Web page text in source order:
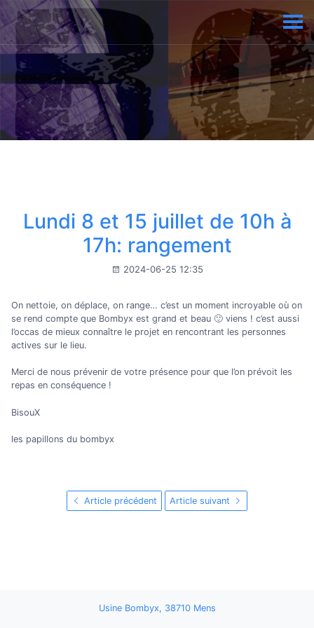
Lundi 8 et 15 juillet de 10h à
17h: rangement
2024-06-25 12:35
On nettoie, on déplace, on range… c’est un moment incroyable où on
se rend compte que Bombyx est grand et beau 🙂 viens ! c’est aussi
l’occas de mieux connaître le projet en rencontrant les personnes
actives sur le lieu.
Merci de nous prévenir de votre présence pour que l’on prévoit les
repas en conséquence !
BisouX
les papillons du bombyx
Article précédent Article suivant
Usine Bombyx, 38710 Mens